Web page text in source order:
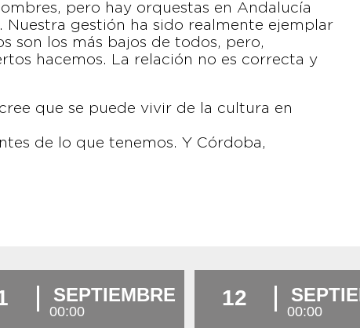
pero hay orquestas en Andalucía
gestión ha sido realmente ejemplar
son los más bajos de todos, pero,
hacemos. La relación no es correcta y
que se puede vivir de la cultura en
de lo que tenemos. Y Córdoba,
SEPTIEMBRE
00:00
12
00:00